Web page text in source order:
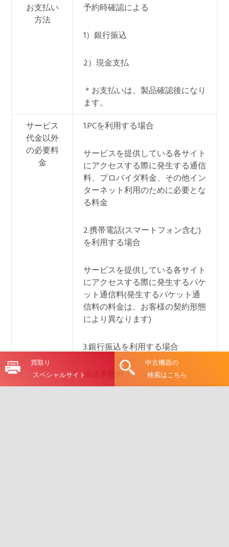
お支払い
方法
予約時確認による
1）銀行振込
2）現金支払
＊お支払いは、製品確認後になり
ます。
サービス
代金以外
の必要料
金
1.PCを利用する場合
サービスを提供している各サイト
にアクセスする際に発生する通信
料、プロバイダ料金、その他イン
ターネット利用のために必要とな
る料金
2.携帯電話(スマートフォン含む)
を利用する場合
サービスを提供している各サイト
にアクセスする際に発生するパケ
ット通信料(発生するパケット通
信料の料金は、お客様の契約形態
により異なります)
3.銀行振込を利用する場合
振込手数料
買取り
スペシャルサイト
中古機器の
検索はこちら